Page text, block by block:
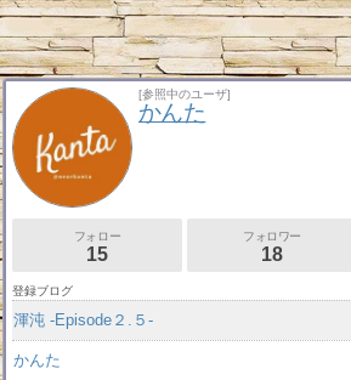
[参照中のユーザ]
かんた
フォロー
15
フォロワー
18
登録ブログ
渾沌 -Episode２.５-
かんた